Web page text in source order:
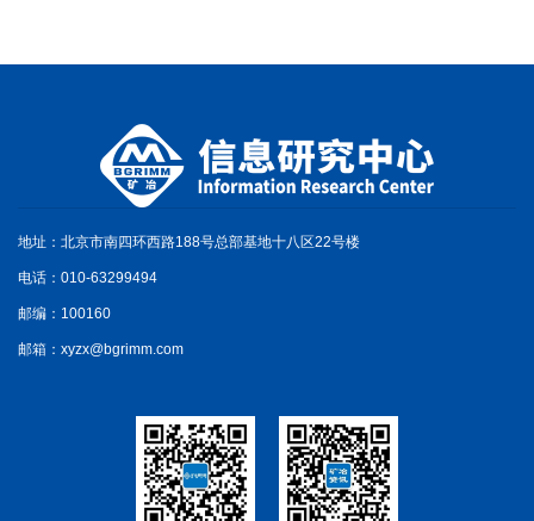
地址：北京市南四环西路188号总部基地十八区22号楼
电话：010-63299494
邮编：100160
邮箱：xyzx@bgrimm.com